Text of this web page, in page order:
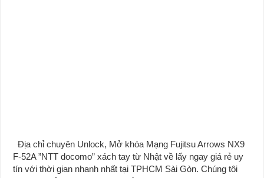
Địa chỉ chuyên Unlock, Mở khóa Mạng Fujitsu Arrows NX9
F-52A ”NTT docomo” xách tay từ Nhật về lấy ngay giá rẻ uy
tín với thời gian nhanh nhất tại TPHCM Sài Gòn. Chúng tôi